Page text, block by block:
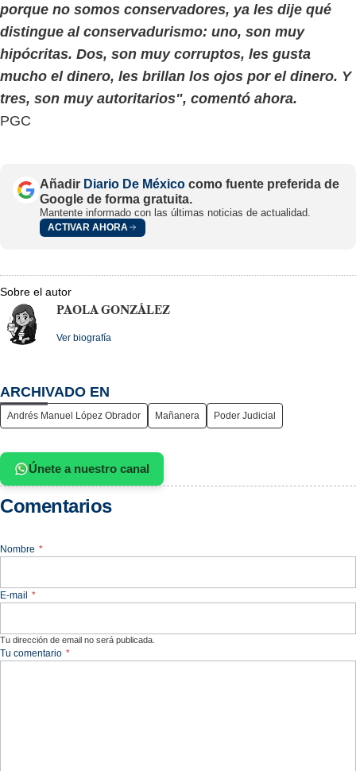
porque no somos conservadores, ya les dije qué
distingue al conservadurismo: uno, son muy
hipócritas. Dos, son muy corruptos, les gusta
mucho el dinero, les brillan los ojos por el dinero. Y
tres, son muy autoritarios", comentó ahora.
PGC
Añadir Diario De México como fuente preferida de
Google de forma gratuita.
Mantente informado con las últimas noticias de actualidad.
ACTIVAR AHORA
Sobre el autor
PAOLA GONZÁLEZ
Ver biografía
ARCHIVADO EN
Andrés Manuel López Obrador Mañanera Poder Judicial
Únete a nuestro canal
Comentarios
Nombre *
E-mail *
Tu dirección de email no será publicada.
Tu comentario *